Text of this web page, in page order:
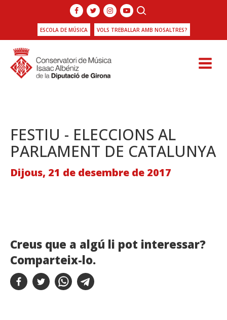
ESCOLA DE MÚSICA VOLS TREBALLAR AMB NOSALTRES?
FESTIU - ELECCIONS AL
PARLAMENT DE CATALUNYA
Dijous, 21 de desembre de 2017
Creus que a algú li pot interessar?
Comparteix-lo.